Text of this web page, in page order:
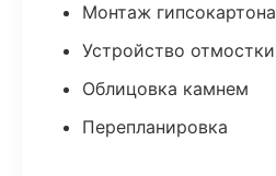
Монтаж гипсокартона
Устройство отмостки
Облицовка камнем
Перепланировка